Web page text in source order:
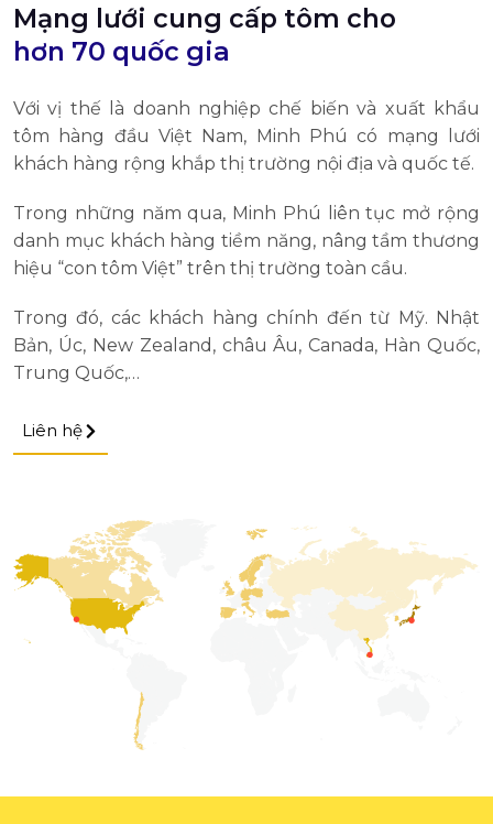
Mạng lưới cung cấp tôm cho
hơn 70 quốc gia
Với vị thế là doanh nghiệp chế biến và xuất khẩu
tôm hàng đầu Việt Nam, Minh Phú có mạng lưới
khách hàng rộng khắp thị trường nội địa và quốc tế.
Trong những năm qua, Minh Phú liên tục mở rộng
danh mục khách hàng tiềm năng, nâng tầm thương
hiệu “con tôm Việt” trên thị trường toàn cầu.
Trong đó, các khách hàng chính đến từ Mỹ. Nhật
Bản, Úc, New Zealand, châu Âu, Canada, Hàn Quốc,
Trung Quốc,…
Liên hệ